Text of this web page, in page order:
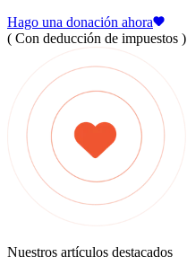
Hago una donación ahora
( Con deducción de impuestos )
Nuestros artículos destacados